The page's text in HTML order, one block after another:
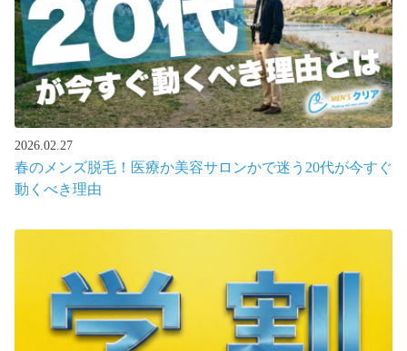
2026.02.27
春のメンズ脱毛！医療か美容サロンかで迷う20代が今すぐ
動くべき理由